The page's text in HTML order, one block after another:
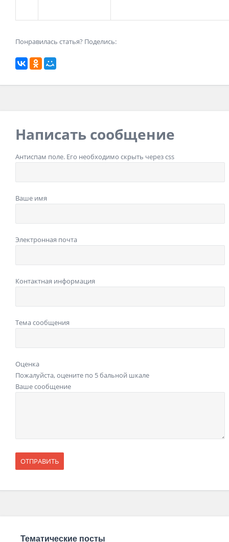
Понравилась статья? Поделись:
Написать сообщение
Антиспам поле. Его необходимо скрыть через css
Ваше имя
Электронная почта
Контактная информация
Тема сообщения
Оценка
Пожалуйста, оцените по 5 бальной шкале
Ваше сообщение
Тематические посты